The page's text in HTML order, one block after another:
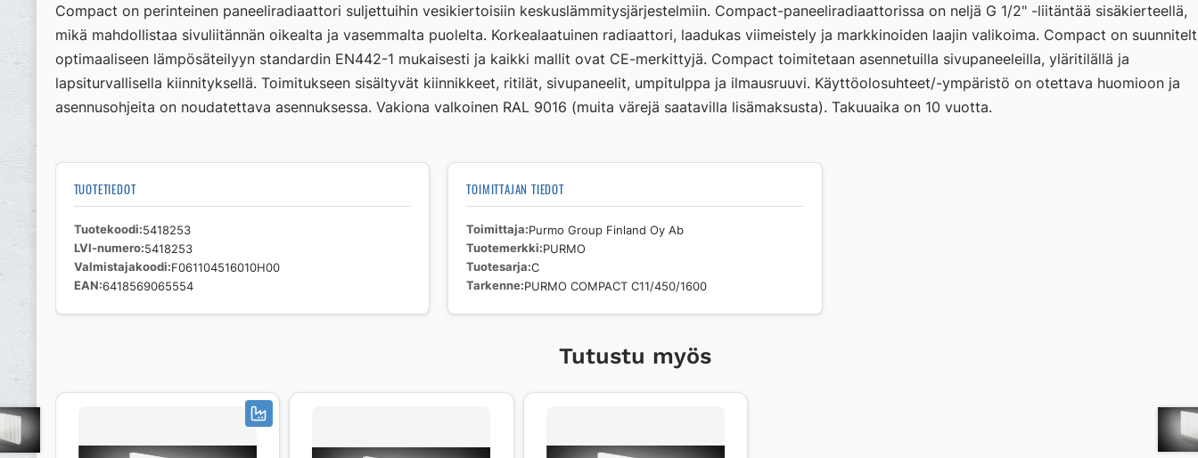
määrä
Compact on perinteinen paneeliradiaattori suljettuihin vesikiertoisiin keskuslämmitysjärjestelmiin. Compact-paneeliradiaattorissa on neljä G 1/2" -liitäntää sisäkierteellä,
mikä mahdollistaa sivuliitännän oikealta ja vasemmalta puolelta. Korkealaatuinen radiaattori, laadukas viimeistely ja markkinoiden laajin valikoima. Compact on
optimaaliseen lämpösäteilyyn standardin EN442-1 mukaisesti ja kaikki mallit ovat CE-merkittyjä. Compact toimitetaan asennetuilla sivupaneeleilla, yläritilällä ja
lapsiturvallisella kiinnityksellä. Toimitukseen sisältyvät kiinnikkeet, ritilät, sivupaneelit, umpitulppa ja ilmausruuvi. Käyttöolosuhteet/-ympäristö on otettava huomioon ja
asennusohjeita on noudatettava asennuksessa. Vakiona valkoinen RAL 9016 (muita värejä saatavilla lisämaksusta). Takuuaika on 10 vuotta.
TUOTETIEDOT
Tuotekoodi 5418253
LVI-numero 5418253
Valmistajakoodi F061104516010H00
EAN 6418569065554
TOIMITTAJAN TIEDOT
Toimittaja Purmo Group Finland Oy Ab
Tuotemerkki PURMO
Tuotesarja C
Tarkenne PURMO COMPACT C11/450/1600
Tutustu myös